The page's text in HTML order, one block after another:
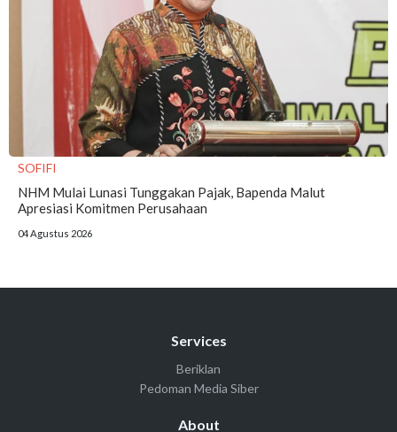
SOFIFI
NHM Mulai Lunasi Tunggakan Pajak, Bapenda Malut
Apresiasi Komitmen Perusahaan
04 Agustus 2026
Services
Beriklan
Pedoman Media Siber
About